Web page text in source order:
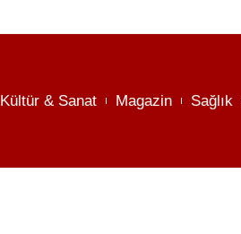
Kültür & Sanat Magazin Sağlık